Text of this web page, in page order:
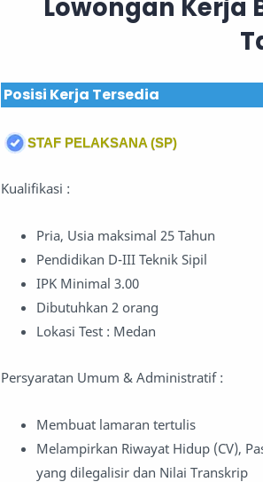
Lowongan Kerja
Posisi Kerja Tersedia
STAF PELAKSANA (SP)
Kualifikasi :
Pria, Usia maksimal 25 Tahun
Pendidikan D-III Teknik Sipil
IPK Minimal 3.00
Dibutuhkan 2 orang
Lokasi Test : Medan
Persyaratan Umum & Administratif :
Membuat lamaran tertulis
Melampirkan Riwayat Hidup (CV),
yang dilegalisir dan Nilai Transkrip